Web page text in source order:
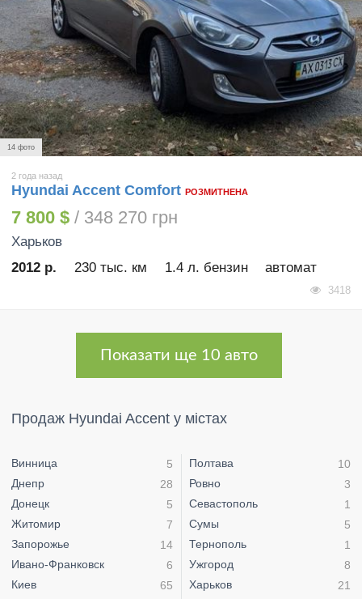
14 фото
2 года назад
Hyundai Accent Comfort РОЗМИТНЕНА
7 800 $ / 348 270 грн
Харьков
2012 р.
230 тыс. км 1.4 л. бензин автомат
3418
Показати ще 10 авто
Продаж Hyundai Accent у містах
Винница
5
Днепр
28
Донецк
5
Житомир
7
Запорожье
14
Ивано-Франковск
6
Киев
65
Полтава
10
Ровно
3
Севастополь
1
Сумы
5
Тернополь
1
Ужгород
8
Харьков
21